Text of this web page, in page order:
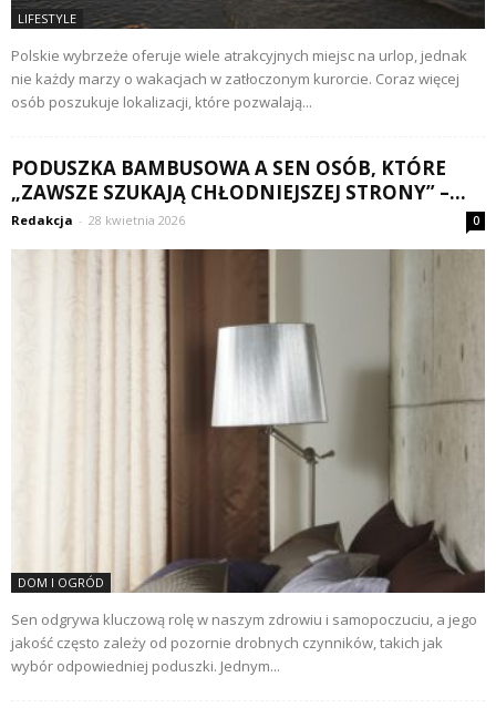
LIFESTYLE
Polskie wybrzeże oferuje wiele atrakcyjnych miejsc na urlop, jednak
nie każdy marzy o wakacjach w zatłoczonym kurorcie. Coraz więcej
osób poszukuje lokalizacji, które pozwalają...
PODUSZKA BAMBUSOWA A SEN OSÓB, KTÓRE
„ZAWSZE SZUKAJĄ CHŁODNIEJSZEJ STRONY” –...
Redakcja - 28 kwietnia 2026 0
DOM I OGRÓD
Sen odgrywa kluczową rolę w naszym zdrowiu i samopoczuciu, a jego
jakość często zależy od pozornie drobnych czynników, takich jak
wybór odpowiedniej poduszki. Jednym...